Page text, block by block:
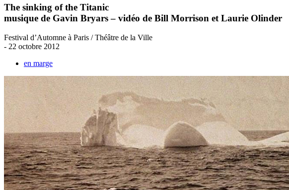
The sinking of the Titanic
musique de Gavin Bryars – vidéo de Bill Morrison et Laurie Olinder
Festival d’Automne à Paris / Théâtre de la Ville
- 22 octobre 2012
en marge